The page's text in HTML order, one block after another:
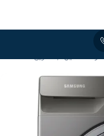
/ماشین لباسشویی